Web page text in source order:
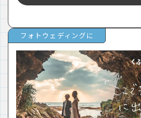
フォトウェディングに